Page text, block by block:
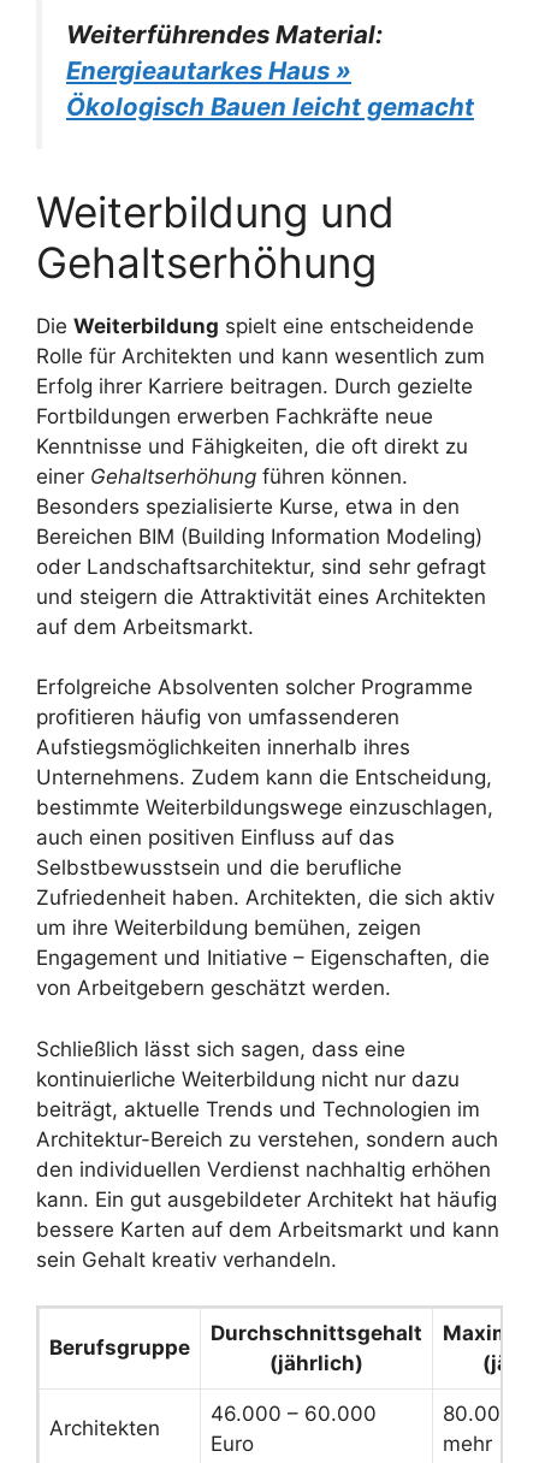
Weiterführendes Material:
Energieautarkes Haus »
Ökologisch Bauen leicht gemacht
Weiterbildung und
Gehaltserhöhung
Die Weiterbildung spielt eine entscheidende
Rolle für Architekten und kann wesentlich zum
Erfolg ihrer Karriere beitragen. Durch gezielte
Fortbildungen erwerben Fachkräfte neue
Kenntnisse und Fähigkeiten, die oft direkt zu
einer Gehaltserhöhung führen können.
Besonders spezialisierte Kurse, etwa in den
Bereichen BIM (Building Information Modeling)
oder Landschaftsarchitektur, sind sehr gefragt
und steigern die Attraktivität eines Architekten
auf dem Arbeitsmarkt.
Erfolgreiche Absolventen solcher Programme
profitieren häufig von umfassenderen
Aufstiegsmöglichkeiten innerhalb ihres
Unternehmens. Zudem kann die Entscheidung,
bestimmte Weiterbildungswege einzuschlagen,
auch einen positiven Einfluss auf das
Selbstbewusstsein und die berufliche
Zufriedenheit haben. Architekten, die sich aktiv
um ihre Weiterbildung bemühen, zeigen
Engagement und Initiative – Eigenschaften, die
von Arbeitgebern geschätzt werden.
Schließlich lässt sich sagen, dass eine
kontinuierliche Weiterbildung nicht nur dazu
beiträgt, aktuelle Trends und Technologien im
Architektur-Bereich zu verstehen, sondern auch
den individuellen Verdienst nachhaltig erhöhen
kann. Ein gut ausgebildeter Architekt hat häufig
bessere Karten auf dem Arbeitsmarkt und kann
sein Gehalt kreativ verhandeln.
Berufsgruppe
Durchschnittsgehalt
(jährlich)
Architekten
46.000 – 60.000
Euro
80.000
mehr